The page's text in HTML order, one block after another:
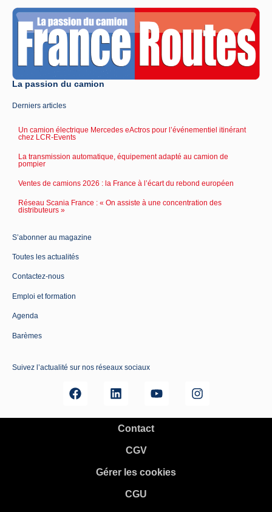
La passion du camion
Derniers articles
Un camion électrique Mercedes eActros pour l’événementiel itinérant
chez LCR-Events
La transmission automatique, équipement adapté au camion de
pompier
Ventes de camions 2026 : la France à l’écart du rebond européen
Réseau Scania France : « On assiste à une concentration des
distributeurs »
S’abonner au magazine
Toutes les actualités
Contactez-nous
Emploi et formation
Agenda
Barèmes
Suivez l’actualité sur nos réseaux sociaux
Contact
CGV
Gérer les cookies
CGU